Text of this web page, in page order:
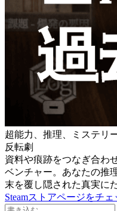
超能力、推理、ミステリ
反転劇
資料や痕跡をつなぎ合わ
ベンチャー。あなたの推
末を覆し隠された真実に
Steamストアページをチェ